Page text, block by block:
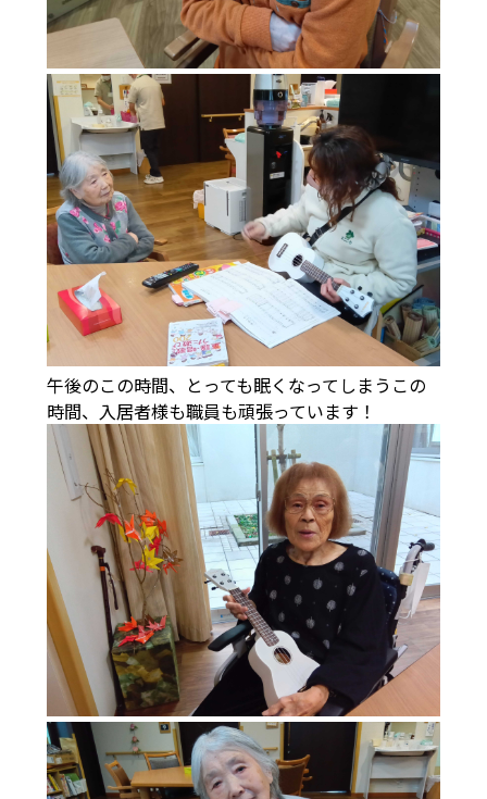
午後のこの時間、とっても眠くなってしまうこの
時間、入居者様も職員も頑張っています！